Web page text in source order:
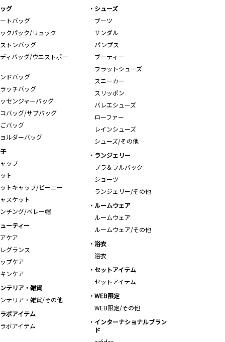
グ
トバッグ
クパック/リュック
トンバッグ
ィバッグ/ウエストポー
ドバッグ
ッチバッグ
センジャーバッグ
バッグ/サブバッグ
バッグ
ルダーバッグ
シューズ
ブーツ
サンダル
パンプス
ブーティー
フラットシューズ
スニーカー
スリッポン
バレエシューズ
ローファー
レインシューズ
シューズ/その他
ップ
ト
トキャップ/ビーニー
スケット
チング/ベレー帽
ランジェリー
ブラ＆フルバック
ショーツ
ランジェリー/その他
ルームウェア
ルームウェア
ルームウェア/その他
ーティー
ケア
グランス
プケア
ンケア
浴衣
浴衣
セットアイテム
セットアイテム
テリア・雑貨
テリア・雑貨/その他
WEB限定
WEB限定/その他
ボアイテム
ボアイテム
インターナショナルブラン
ド